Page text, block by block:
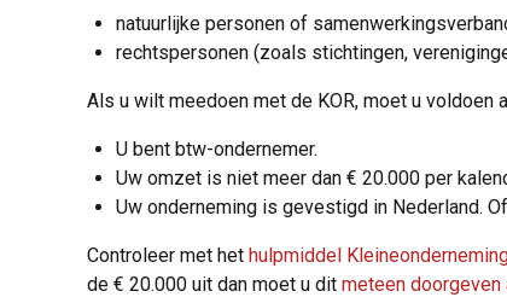
natuurlijke personen of
rechtspersonen (zoals stichtingen,
Als u wilt meedoen met de KOR, moet u voldoen
U bent btw-ondernemer.
Uw omzet is niet meer dan € 20.000 per
Uw onderneming is gevestigd in Nederland.
Controleer met het hulpmiddel
de € 20.000 uit dan moet u dit meteen